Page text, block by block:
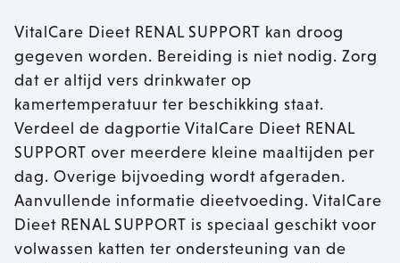
VitalCare Dieet RENAL SUPPORT kan droog
gegeven worden. Bereiding is niet nodig. Zorg
dat er altijd vers drinkwater op
kamertemperatuur ter beschikking staat.
Verdeel de dagportie VitalCare Dieet RENAL
SUPPORT over meerdere kleine maaltijden per
dag. Overige bijvoeding wordt afgeraden.
Aanvullende informatie dieetvoeding. VitalCare
Dieet RENAL SUPPORT is speciaal geschikt voor
volwassen katten ter ondersteuning van de